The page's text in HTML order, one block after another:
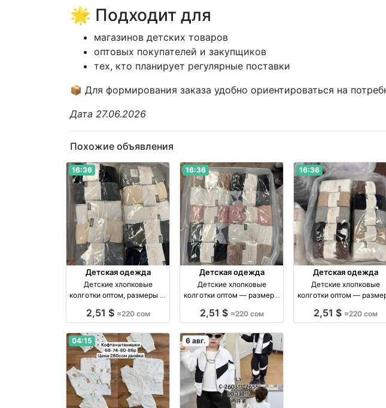
🌟 Подходит для
магазинов детских товаров
оптовых покупателей и закупщиков
тех, кто планирует регулярные поставки
📦 Для формирования заказа удобно ориентироваться на
Дата 27.06.2026
Похожие объявления
16:36
Детская одежда
Детские хлопковые
колготки оптом, размеры 1–
оптом производство
2,51 $ ≈220 сом
16:36
Детская одежда
Детские хлопковые
колготки оптом — размеры
оптом
2,51 $ ≈220 сом
16:36
Детская одежда
Детские хлопковые
колготки оптом —
оптом производство
2,51 $ ≈220 сом
04:15 6 авг.